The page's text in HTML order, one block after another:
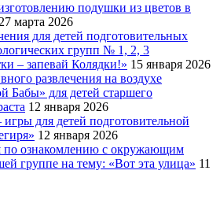
подушки из цветов в
27 марта 2026
для детей подготовительных
групп № 1, 2, 3
– запевай Колядки!» 15 января 2026
развлечения на воздухе
Бабы» для детей старшего
12 января 2026
для детей подготовительной
12 января 2026
по ознакомлению с окружающим
группе на тему: «Вот эта улица» 11